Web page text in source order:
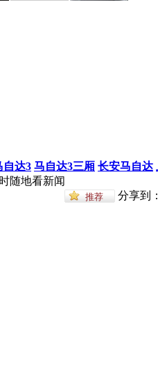
自达3 马自达3三厢 长安马自达
随地看新闻
分享到：